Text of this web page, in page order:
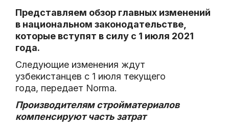
Представляем обзор главных изменений
в национальном законодательстве,
которые вступят в силу с 1 июля 2021
года.
Следующие изменения ждут
узбекистанцев с 1 июля текущего
года, передает Norma.
Производителям стройматериалов
компенсируют часть затрат